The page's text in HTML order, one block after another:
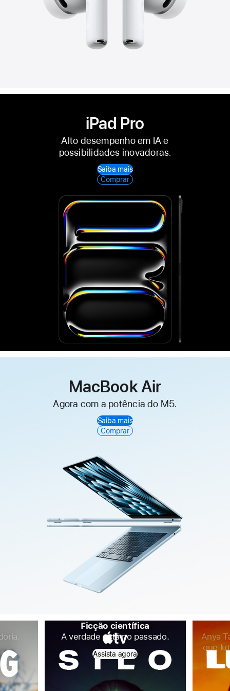
iPad Pro
Alto desempenho em IA e
possibilidades inovadoras.
Saiba mais
Comprar
MacBook Air
Agora com a potência do M5.
Saiba mais
Comprar
Assista agora
Ficção científica
A verdade está no passado.
Anya
que